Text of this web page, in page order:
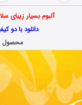
آلبوم بسیار زیبای
دانلود با دو
محصول 2012